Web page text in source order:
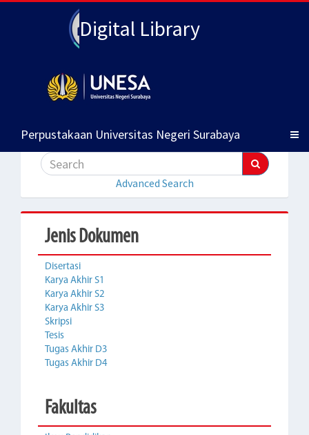
Digital Library
Perpustakaan Universitas Negeri Surabaya
Advanced Search
Jenis Dokumen
Disertasi
Karya Akhir S1
Karya Akhir S2
Karya Akhir S3
Skripsi
Tesis
Tugas Akhir D3
Tugas Akhir D4
Fakultas